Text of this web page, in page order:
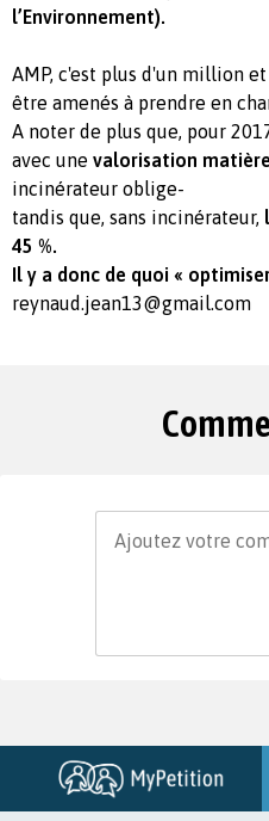
l’Environnement).
AMP, c'est plus d'un million
être amenés à prendre en
A noter de plus que, pour
avec une valorisation
incinérateur oblige-
tandis que, sans incinérateur,
45 %.
Il y a donc de quoi «
reynaud.jean13@gmail.com